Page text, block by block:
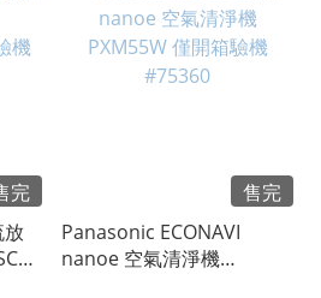
完
放
售完
Panasonic ECONAVI
nanoe 空氣清淨機